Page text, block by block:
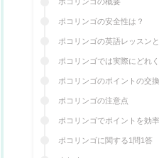
ポコリンゴの概要
ポコリンゴの安全性は？
ポコリンゴの英語レッスン
ポコリンゴでは実際にどれ
ポコリンゴのポイントの交
ポコリンゴの注意点
ポコリンゴでポイントを効
ポコリンゴに関する1問1答